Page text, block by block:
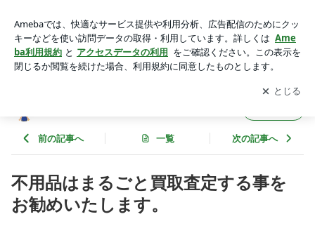
イクルショップフレンドのブログ
アプリをダウンロードして ブログの更新通知
を受け取りまし
ょう。
開く
前の記事へ 一覧 次の記事へ
不用品はまるごと買取査定する事を
お勧めいたします。